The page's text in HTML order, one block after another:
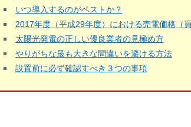
いつ導入するのがベストか？
2017年度（平成29年度）における売電価格（
太陽光発電の正しい優良業者の見極め方
やりがちな最も大きな間違いを避ける方法
設置前に必ず確認すべき３つの事項